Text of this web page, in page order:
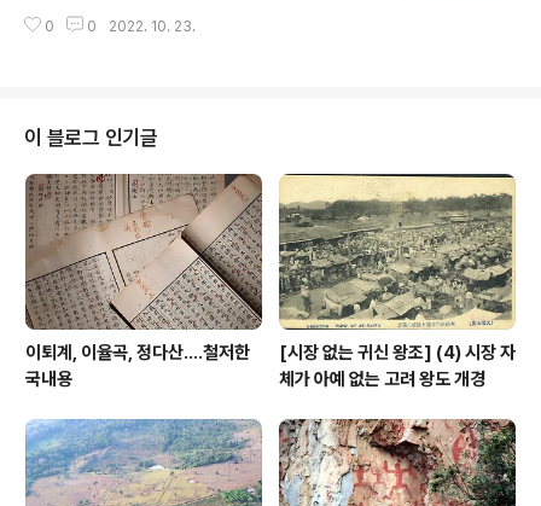
세기 전반 일본 국립역사민속박물관(国立歷史民俗博物
0 0 2022. 10. 23.
이 블로그 인기글
이퇴계, 이율곡, 정다산....철저한
국내용
[시장 없는 귀신 왕조] (4) 시장 자
체가 아예 없는 고려 왕도 개경